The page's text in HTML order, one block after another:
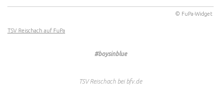
© FuPa-Widget
TSV Reischach auf FuPa
#boysinblue
TSV Reischach bei bfv.de